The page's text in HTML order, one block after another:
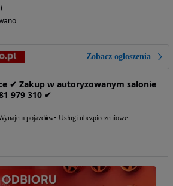
Zobacz ogłoszenia
✔ Zakup w autoryzowanym salonie
979‎ 310 ✔
pojazdów Usługi ubezpieczeniowe